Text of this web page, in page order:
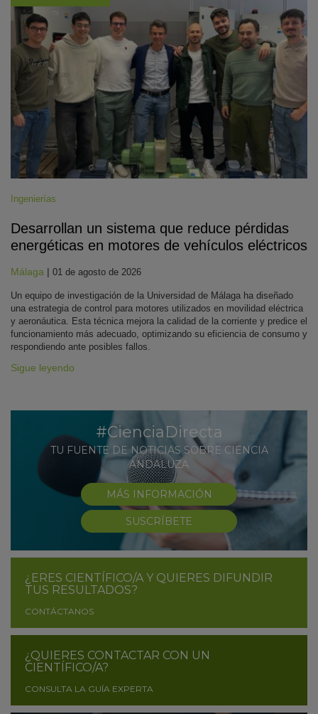
Ingenierías
Desarrollan un sistema que reduce pérdidas
energéticas en motores de vehículos eléctricos
Málaga | 01 de agosto de 2026
Un equipo de investigación de la Universidad de Málaga ha diseñado
una estrategia de control para motores utilizados en movilidad eléctrica
y aeronáutica. Esta técnica mejora la calidad de la corriente y predice el
funcionamiento más adecuado, optimizando su eficiencia de consumo y
respondiendo ante posibles fallos.
Sigue leyendo
#CienciaDirecta
TU FUENTE DE NOTICIAS SOBRE CIENCIA
ANDALUZA
MÁS INFORMACIÓN
SUSCRÍBETE
¿ERES CIENTÍFICO/A Y QUIERES DIFUNDIR
TUS RESULTADOS?
CONTÁCTANOS
¿QUIERES CONTACTAR CON UN
CIENTÍFICO/A?
CONSULTA LA GUÍA EXPERTA